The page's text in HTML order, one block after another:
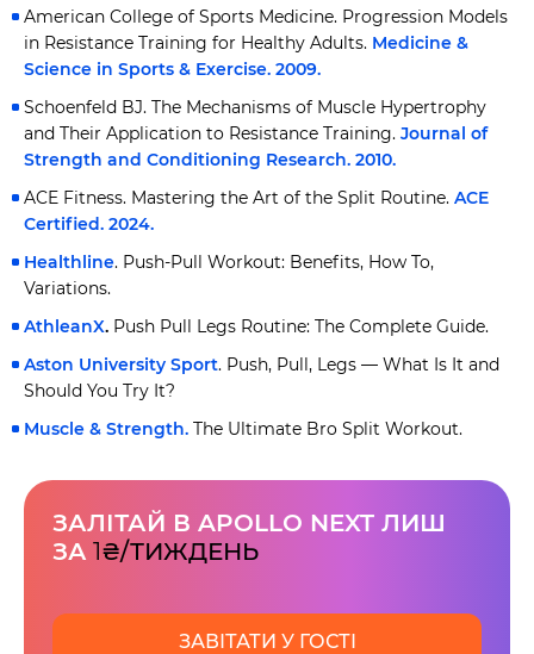
American College of Sports Medicine. Progression Models
in Resistance Training for Healthy Adults. Medicine &
Science in Sports & Exercise. 2009.
Schoenfeld BJ. The Mechanisms of Muscle Hypertrophy
and Their Application to Resistance Training. Journal of
Strength and Conditioning Research. 2010.
ACE Fitness. Mastering the Art of the Split Routine. ACE
Certified. 2024.
Healthline. Push-Pull Workout: Benefits, How To,
Variations.
AthleanX. Push Pull Legs Routine: The Complete Guide.
Aston University Sport. Push, Pull, Legs — What Is It and
Should You Try It?
Muscle & Strength. The Ultimate Bro Split Workout.
ЗАЛІТАЙ В APOLLO NEXT ЛИШ
ЗА 1₴/ТИЖДЕНЬ
ЗАВІТАТИ У ГОСТІ